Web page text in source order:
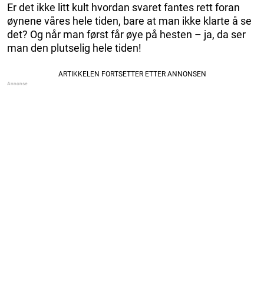
Er det ikke litt kult hvordan svaret fantes rett foran
øynene våres hele tiden, bare at man ikke klarte å se
det? Og når man først får øye på hesten – ja, da ser
man den plutselig hele tiden!